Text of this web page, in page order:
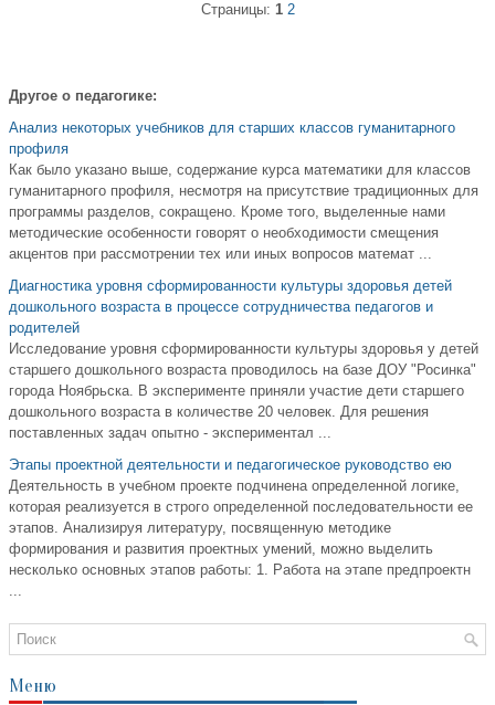
Страницы: 1 2
Другое о педагогике:
Анализ некоторых учебников для старших классов гуманитарного
профиля
Как было указано выше, содержание курса математики для классов
гуманитарного профиля, несмотря на присутствие традиционных для
программы разделов, сокращено. Кроме того, выделенные нами
методические особенности говорят о необходимости смещения
акцентов при рассмотрении тех или иных вопросов математ ...
Диагностика уровня сформированности культуры здоровья детей
дошкольного возраста в процессе сотрудничества педагогов и
родителей
Исследование уровня сформированности культуры здоровья у детей
старшего дошкольного возраста проводилось на базе ДОУ "Росинка"
города Ноябрьска. В эксперименте приняли участие дети старшего
дошкольного возраста в количестве 20 человек. Для решения
поставленных задач опытно - экспериментал ...
Этапы проектной деятельности и педагогическое руководство ею
Деятельность в учебном проекте подчинена определенной логике,
которая реализуется в строго определенной последовательности ее
этапов. Анализируя литературу, посвященную методике
формирования и развития проектных умений, можно выделить
несколько основных этапов работы: 1. Работа на этапе предпроектн
...
Меню